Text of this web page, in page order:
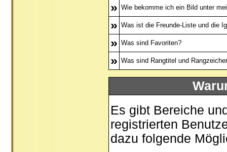
» Wie bekomme ich ein Bild unter
» Was ist die Freunde-Liste und die
» Was sind Favoriten?
» Was sind Rangtitel und
Es gibt Bereiche
registrierten
dazu folgende